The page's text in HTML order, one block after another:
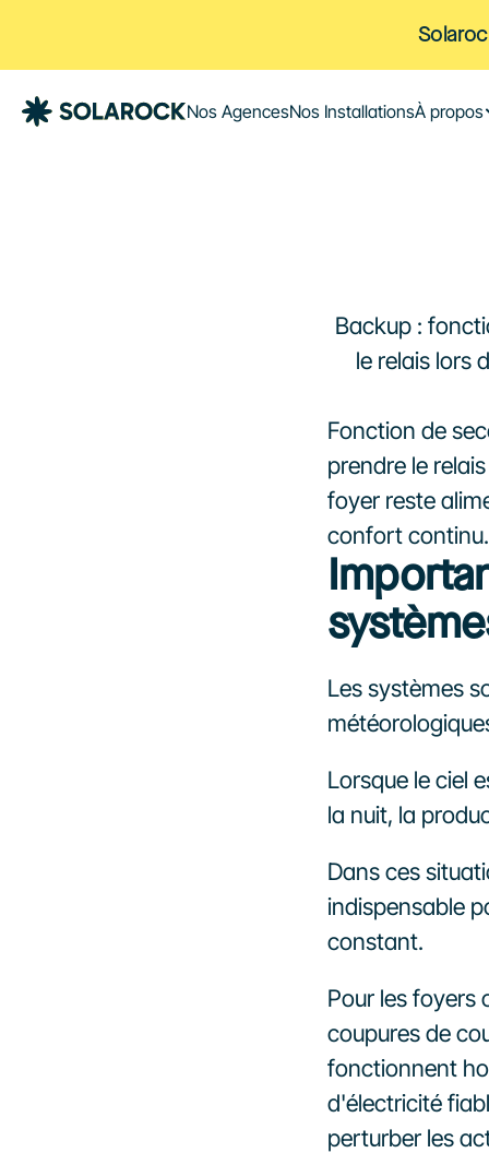
Nos AgencesNos InstallationsÀ propos
Backup :
le relais lors
Fonction de
prendre le
foyer reste
confort continu.
Les systèmes
Lorsque le ciel
la nuit, la
Dans ces
indispensable
constant.
Pour les foyers
coupures de
fonctionnent
d'électricité
perturber les